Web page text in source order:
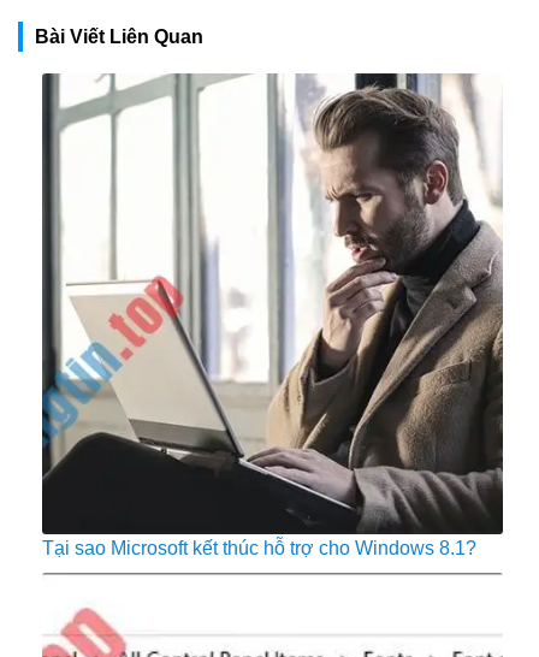
Bài Viết Liên Quan
Tại sao Microsoft kết thúc hỗ trợ cho Windows 8.1?